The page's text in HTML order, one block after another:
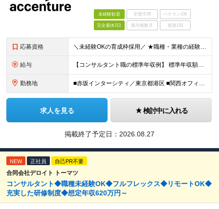
未経験歓迎 学歴不問 ベテランOK
完全週休2日 賞与複数月 面接1回
応募資格 ＼未経験OKの育成枠採用／ ★職種・業種の経験は不問です！ ■大卒以上 ■35歳未満の方（長期キャリア形成のための例外事由 3号のイ） 第二新卒をはじめ、子育てなどのブランクを経て再度キャリアを築き
給与 【コンサルタント職の標準年収例】 標準年収額：6,630,000円（個人/法人業績賞与および各種手当を含んだ場合の理論値） 年額基本給：4,800,000円、月額基本給：400,000円（年額基本給1
勤務地 ■赤坂インターシティ／東京都港区 ■関西オフィス／大阪府大阪市北区 ■アクセンチュア・イノベーションセンター北海道／北海道札幌市 ■アクセンチュア・アドバンスト・テクノロジーセンター仙台／宮城県仙台市
求人を見る 検討中に入れる
掲載終了予定日： 2026.08.27
NEW 正社員 自己PR不要
合同会社デロイト トーマツ
コンサルタント◆職種未経験OK◆フルフレックス◆リモートOK◆
充実した研修制度◆想定年収620万円～